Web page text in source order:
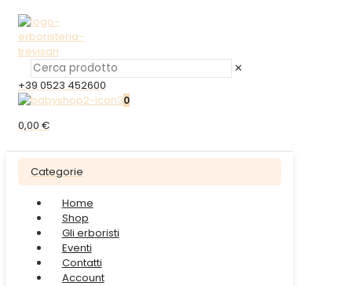
✕
+39 0523 452600
0
0,00 €
Categorie
Home
Shop
Gli erboristi
Eventi
Contatti
Account